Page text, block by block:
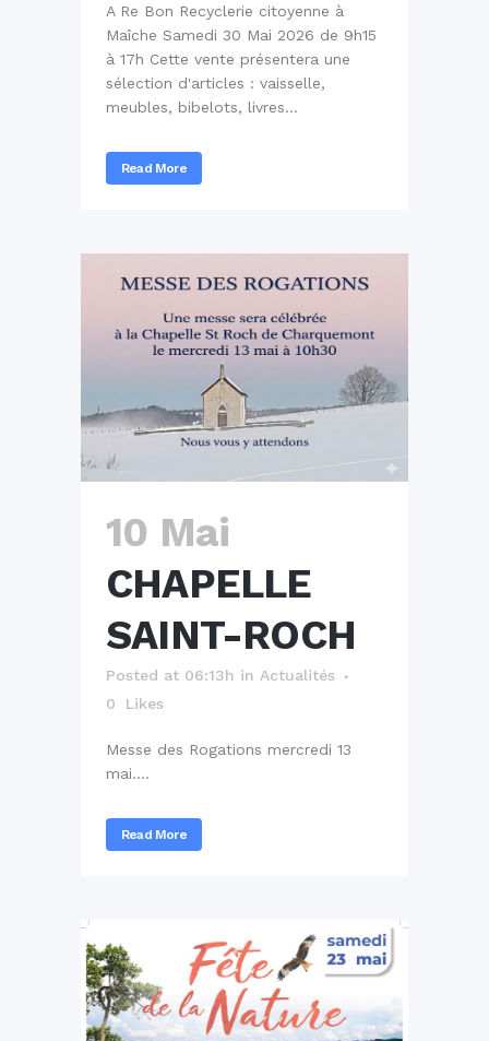
A Re Bon Recyclerie citoyenne à
Maîche Samedi 30 Mai 2026 de 9h15
à 17h Cette vente présentera une
sélection d'articles : vaisselle,
meubles, bibelots, livres...
Read More
10 Mai
CHAPELLE
SAINT-ROCH
Posted at 06:13h in Actualités
0
Likes
Messe des Rogations mercredi 13
mai....
Read More